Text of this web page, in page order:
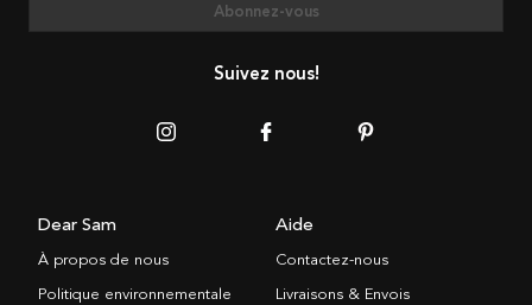
Abonnez-vous
Suivez nous!
Dear Sam
À propos de nous
Politique environnementale
Aide
Contactez-nous
Livraisons & Envois